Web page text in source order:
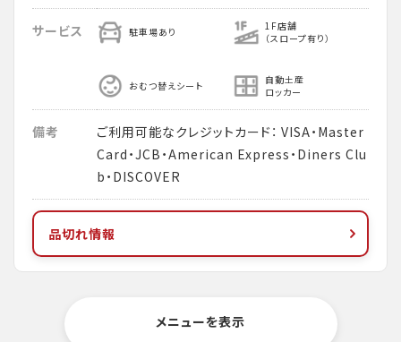
サービス 駐車場あり
1F店舗
（スロープ有り）
おむつ替えシート
自動土産
ロッカー
備考
ご利用可能なクレジットカード： VISA・Master
Card・JCB・American Express・Diners Clu
b・DISCOVER
品切れ情報
メニューを表示